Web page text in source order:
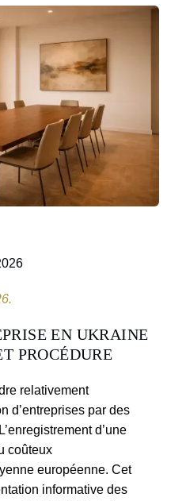
EN UKRAINE
PROCÉDURE
relativement
d’entreprises par des
d’une
coûteux
européenne. Cet
informative des